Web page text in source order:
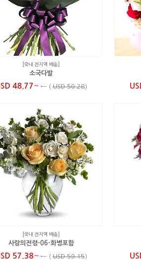
[국내 전지역 배송]
소국다발
48.77~ ← (USD 50.28)
[국내 전지역 배송]
사랑의전령-06-화병포함
57.38~ ← (USD 59.15)